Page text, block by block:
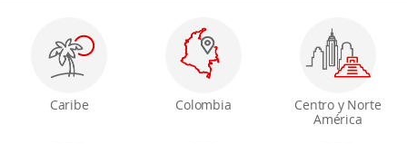
Caribe Colombia
Centro y Norte
América